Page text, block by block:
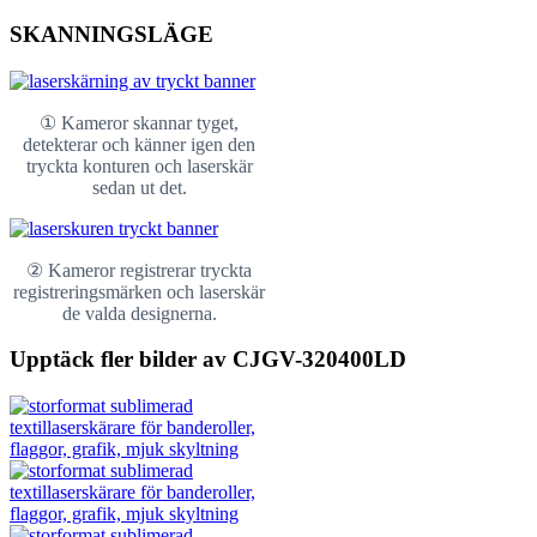
SKANNINGSLÄGE
① Kameror skannar tyget,
detekterar och känner igen den
tryckta konturen och laserskär
sedan ut det.
② Kameror registrerar tryckta
registreringsmärken och laserskär
de valda designerna.
Upptäck fler bilder av CJGV-320400LD